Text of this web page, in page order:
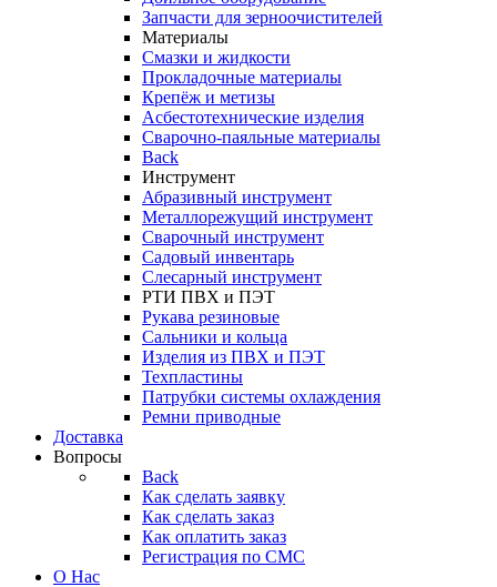
Запчасти для зерноочистителей
Материалы
Смазки и жидкости
Прокладочные материалы
Крепёж и метизы
Асбестотехнические изделия
Сварочно-паяльные материалы
Back
Инструмент
Абразивный инструмент
Металлорежущий инструмент
Сварочный инструмент
Садовый инвентарь
Слесарный инструмент
РТИ ПВХ и ПЭТ
Рукава резиновые
Сальники и кольца
Изделия из ПВХ и ПЭТ
Техпластины
Патрубки системы охлаждения
Ремни приводные
Доставка
Вопросы
Back
Как сделать заявку
Как сделать заказ
Как оплатить заказ
Регистрация по СМС
О Нас